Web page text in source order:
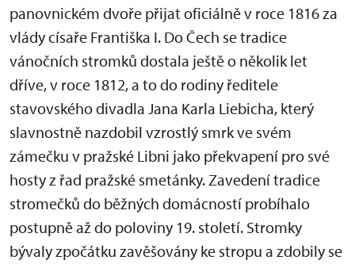
panovnickém dvoře přijat oficiálně v roce 1816 za
vlády císaře Františka I. Do Čech se tradice
vánočních stromků dostala ještě o několik let
dříve, v roce 1812, a to do rodiny ředitele
stavovského divadla Jana Karla Liebicha, který
slavnostně nazdobil vzrostlý smrk ve svém
zámečku v pražské Libni jako překvapení pro své
hosty z řad pražské smetánky. Zavedení tradice
stromečků do běžných domácností probíhalo
postupně až do poloviny 19. století. Stromky
bývaly zpočátku zavěšovány ke stropu a zdobily se